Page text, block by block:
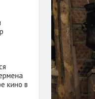
кино в